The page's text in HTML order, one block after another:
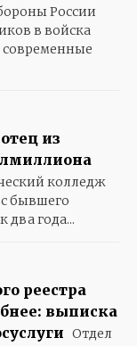
России
в войска
современные
из
колледж
с бывшего
два года...
реестра
выписка
Отдел